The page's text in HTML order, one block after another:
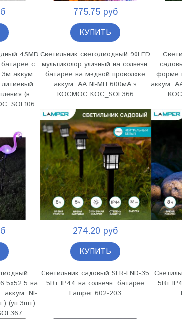
4SMD
с
аккум.
(в
775.75 руб
КУПИТЬ
Светильник светодиодный 90LED
мультиколор уличный на солнечн.
батарее на медной проволоке
аккум. AA NI-MH 600мА.ч
КОСМОС KOC_SOL366
форме
аккум.
на
аккум. NI-
(уп.3шт)
274.20 руб
КУПИТЬ
Светильник садовый SLR-LND-35
5Вт IP44 на солнечн. батарее
Lamper 602-203
5Вт